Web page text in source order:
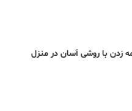
زدن با روشی آسان در منزل